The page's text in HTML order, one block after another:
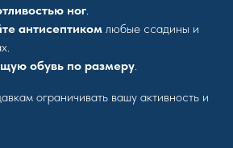
ног
антисептиком любые ссадины и
обувь по размеру
ограничивать вашу активность и